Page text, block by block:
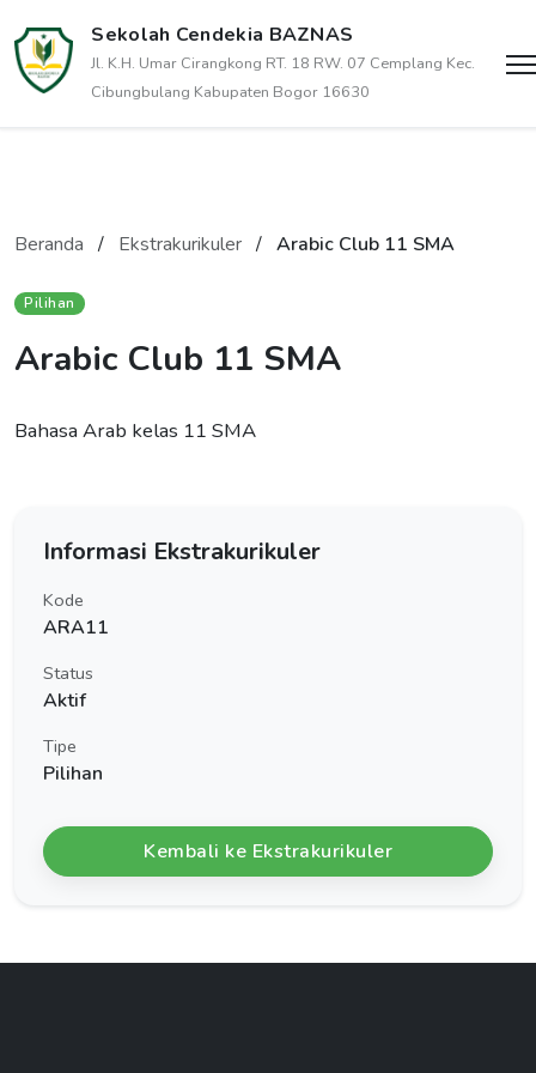
Sekolah Cendekia BAZNAS
Jl. K.H. Umar Cirangkong RT. 18 RW. 07 Cemplang Kec.
Cibungbulang Kabupaten Bogor 16630
Beranda / Ekstrakurikuler / Arabic Club 11 SMA
Pilihan
Arabic Club 11 SMA
Bahasa Arab kelas 11 SMA
Informasi Ekstrakurikuler
Kode
ARA11
Status
Aktif
Tipe
Pilihan
Kembali ke Ekstrakurikuler